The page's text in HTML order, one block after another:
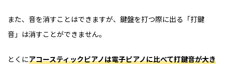
また、音を消すことはできますが、鍵盤を打つ際に出る「打鍵
音」は消すことができません。
とくにアコースティックピアノは電子ピアノに比べて打鍵音が大き